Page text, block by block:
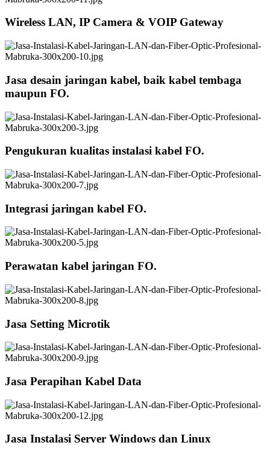
Wireless LAN, IP Camera & VOIP Gateway
Jasa desain jaringan kabel, baik kabel tembaga
maupun FO.
Pengukuran kualitas instalasi kabel FO.
Integrasi jaringan kabel FO.
Perawatan kabel jaringan FO.
Jasa Setting Microtik
Jasa Perapihan Kabel Data
Jasa Instalasi Server Windows dan Linux